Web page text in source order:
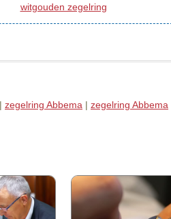
witgouden zegelring
| zegelring Abbema | zegelring Abbema